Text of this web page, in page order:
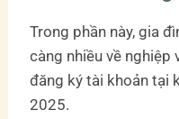
Trong phần này, gia
càng nhiều về nghiệp
đăng ký tài khoản tại
2025.